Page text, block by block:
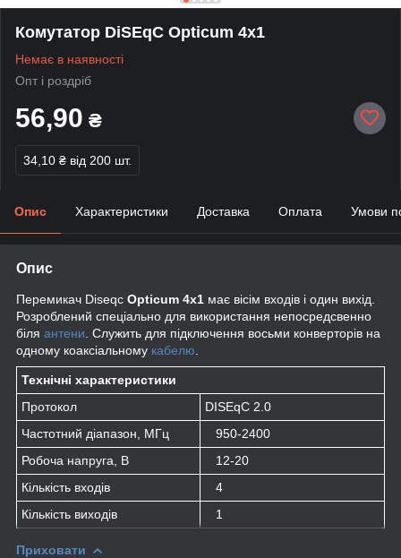
Комутатор DiSEqC Opticum 4х1
Немає в наявності
Опт і роздріб
56,90 ₴
34,10 ₴ від 200 шт.
Опис Характеристики Доставка Оплата Умови
Опис
Перемикач Diseqc Opticum 4x1 має вісім входів і один вихід.
Розроблений спеціально для використання непосредсвенно
біля антени . Служить для підключення восьми конверторів на
одному коаксіальному кабелю
Технічні характеристики
Протокол
DISEqC 2.0
Частотний діапазон, МГц
950-2400
Робоча напруга, В
12-20
Кількість входів
4
Кількість виходів
1
Приховати